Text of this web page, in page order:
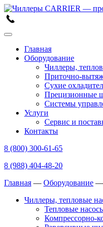
Skip
to
content
Главная
Оборудование
Чиллеры,
Приточно-
Сухие
Прецизионные
Системы
Услуги
Сервис и
Контакты
8 (800) 300-61-65
8 (988) 404-48-20
Главная — Оборудование —
Чиллеры, тепловые
Тепловые
Компрессорно-